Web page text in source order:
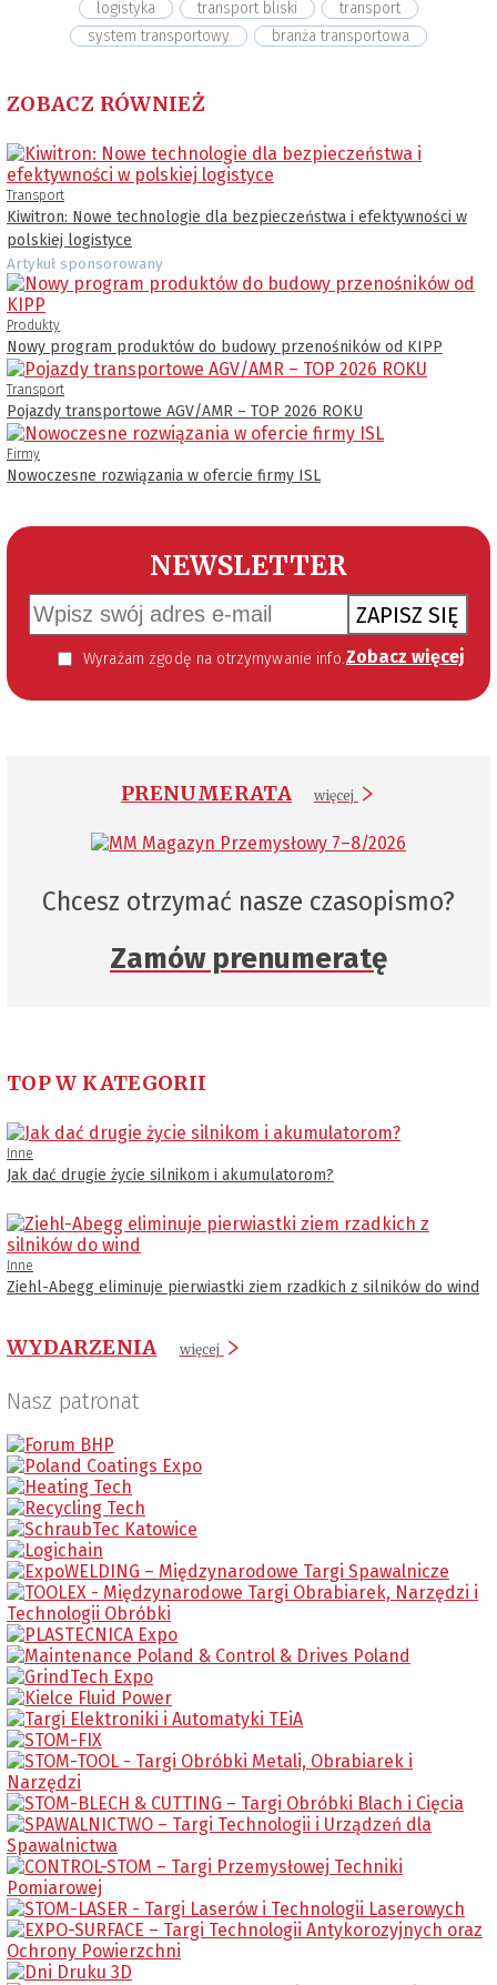
logistyka transport bliski
transport
system transportowy
branża transportowa
ZOBACZ RÓWNIEŻ
Transport
Kiwitron: Nowe technologie dla bezpieczeństwa i efektywności w
polskiej logistyce
Artykuł sponsorowany
Produkty
Nowy program produktów do budowy przenośników od KIPP
Transport
Pojazdy transportowe AGV/AMR – TOP 2026 ROKU
Firmy
Nowoczesne rozwiązania w ofercie firmy ISL
NEWSLETTER
ZAPISZ SIĘ
Wyrażam zgodę na otrzymywanie informacji handlowej kierowanej do mnie za pomocą środków komunikacji elektronicznej w szczególności poczty elektronicznej zgodnie z przepisem art. 10 ust 2 ustawy z dnia 18 lipca 2002 roku o świadczeniu usług drogą elektroniczną (Dz. U. 144 z 2002 r. poz. 1204). Zgoda jest dobrowolna, jednak jej wyrażenie jest konieczne, aby otrzymywać newsletter. Zobacz więcej
PRENUMERATA więcej
Chcesz otrzymać nasze czasopismo?
Zamów prenumeratę
TOP W KATEGORII
Inne
Jak dać drugie życie silnikom i akumulatorom?
Inne
Ziehl-Abegg eliminuje pierwiastki ziem rzadkich z silników do wind
WYDARZENIA więcej
Nasz patronat